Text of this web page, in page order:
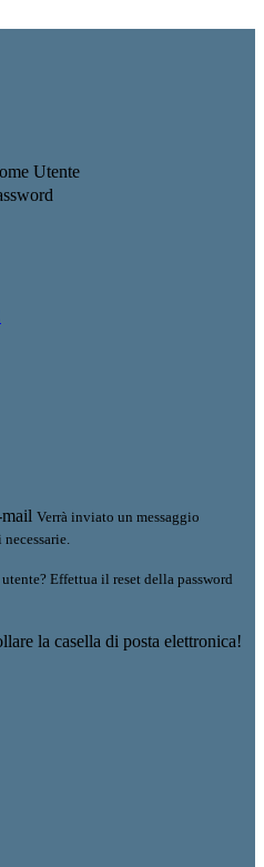
Utente
Verrà inviato un messaggio
Effettua il reset della password
la casella di posta elettronica!